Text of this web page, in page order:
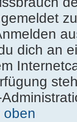
dich an
oben